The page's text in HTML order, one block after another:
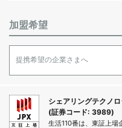
加盟希望
提携希望の企業さまへ
シェアリングテクノ
(証券コード: 3989)
生活110番は、東証上場